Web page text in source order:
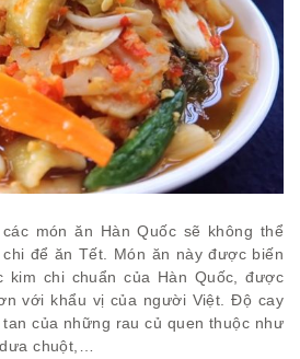
món ăn Hàn Quốc sẽ không thể
để ăn Tết. Món ăn này được biến
kim chi chuẩn của Hàn Quốc, được
với khẩu vị của người Việt. Độ cay
của những rau củ quen thuộc như
chuột,…